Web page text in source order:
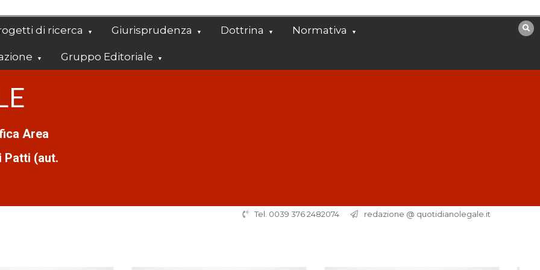
di ricerca Giurisprudenza Dottrina Normativa
Gruppo Editoriale
Area
Patti (aut.
Tel. 0039 376 2482074 redazione @ quotidianolegale.it